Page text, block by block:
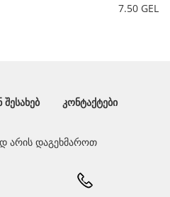
7.50 GEL
ᲨᲔᲡᲐᲮᲔᲑ ᲙᲝᲜᲢᲐᲥᲢᲔᲑᲘ
არის დაგეხმაროთ